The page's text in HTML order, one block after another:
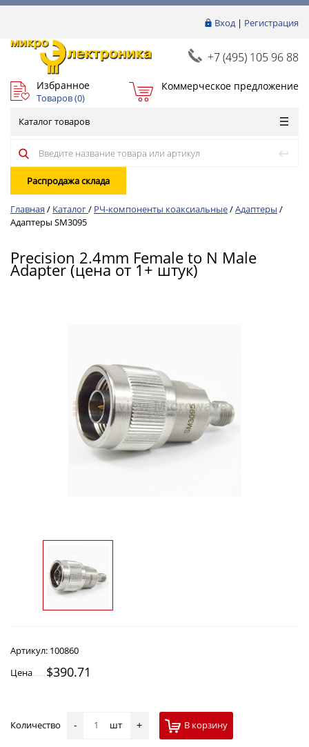
Вход| Регистрация
+7 (495) 105 96 88
Избранное
Товаров (0)
Коммерческое предложение
Каталог товаров
Распродажа склада
Главная / Каталог/ РЧ-компоненты коаксиальные/Адаптеры /
Адаптеры SM3095
Precision 2.4mm Female to N Male
Adapter (цена от 1+ штук)
Артикул: 100860
Цена
$390.71
Количество - шт + В корзину